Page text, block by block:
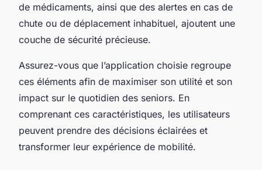
de médicaments, ainsi que des alertes en cas de
chute ou de déplacement inhabituel, ajoutent une
couche de sécurité précieuse.
Assurez-vous que l’application choisie regroupe
ces éléments afin de maximiser son utilité et son
impact sur le quotidien des seniors. En
comprenant ces caractéristiques, les utilisateurs
peuvent prendre des décisions éclairées et
transformer leur expérience de mobilité.